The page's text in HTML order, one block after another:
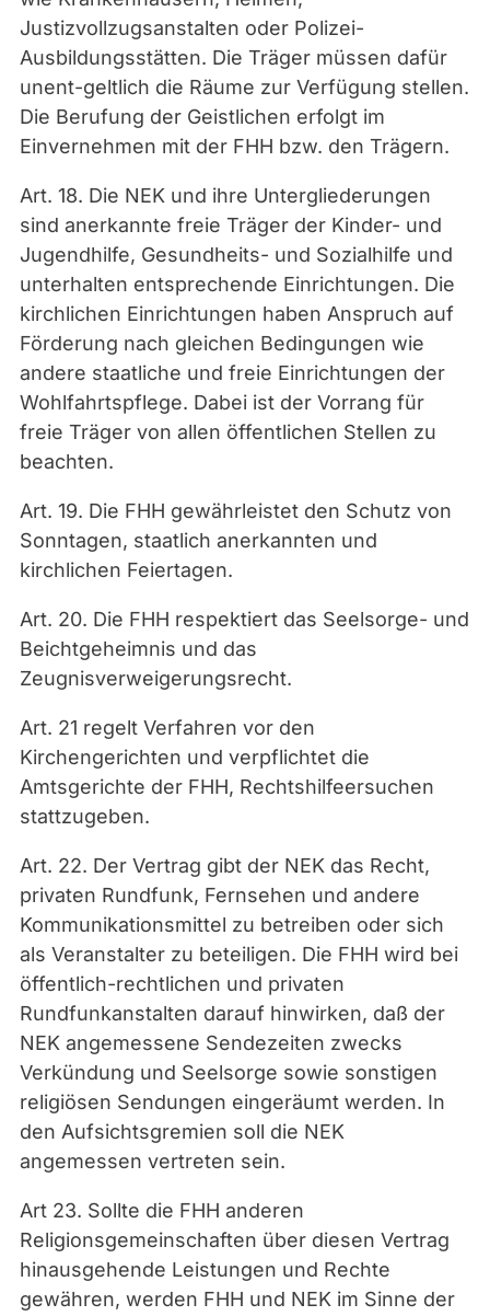
Justizvollzugsanstalten oder Polizei-
Ausbildungsstätten. Die Träger müssen dafür
unent-geltlich die Räume zur Verfügung stellen.
Die Berufung der Geistlichen erfolgt im
Einvernehmen mit der FHH bzw. den Trägern.
Art. 18. Die NEK und ihre Untergliederungen
sind anerkannte freie Träger der Kinder- und
Jugendhilfe, Gesundheits- und Sozialhilfe und
unterhalten entsprechende Einrichtungen. Die
kirchlichen Einrichtungen haben Anspruch auf
Förderung nach gleichen Bedingungen wie
andere staatliche und freie Einrichtungen der
Wohlfahrtspflege. Dabei ist der Vorrang für
freie Träger von allen öffentlichen Stellen zu
beachten.
Art. 19. Die FHH gewährleistet den Schutz von
Sonntagen, staatlich anerkannten und
kirchlichen Feiertagen.
Art. 20. Die FHH respektiert das Seelsorge- und
Beichtgeheimnis und das
Zeugnisverweigerungsrecht.
Art. 21 regelt Verfahren vor den
Kirchengerichten und verpflichtet die
Amtsgerichte der FHH, Rechtshilfeersuchen
stattzugeben.
Art. 22. Der Vertrag gibt der NEK das Recht,
privaten Rundfunk, Fernsehen und andere
Kommunikationsmittel zu betreiben oder sich
als Veranstalter zu beteiligen. Die FHH wird bei
öffentlich-rechtlichen und privaten
Rundfunkanstalten darauf hinwirken, daß der
NEK angemessene Sendezeiten zwecks
Verkündung und Seelsorge sowie sonstigen
religiösen Sendungen eingeräumt werden. In
den Aufsichtsgremien soll die NEK
angemessen vertreten sein.
Art 23. Sollte die FHH anderen
Religionsgemeinschaften über diesen Vertrag
hinausgehende Leistungen und Rechte
gewähren, werden FHH und NEK im Sinne der